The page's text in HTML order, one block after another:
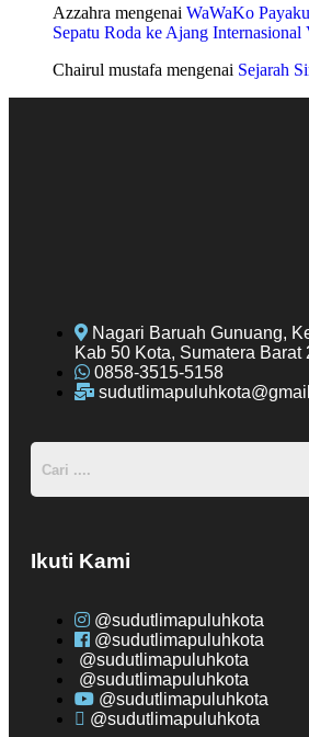
Azzahra mengenai WaWaKo
Sepatu Roda ke Ajang
Chairul mustafa mengenai Sejarah
Nagari Baruah Gunuang,
Kab 50 Kota, Sumatera Barat
0858-3515-5158
Ikuti Kami
@sudutlimapuluhkota
@sudutlimapuluhkota
@sudutlimapuluhkota
@sudutlimapuluhkota
@sudutlimapuluhkota
@sudutlimapuluhkota